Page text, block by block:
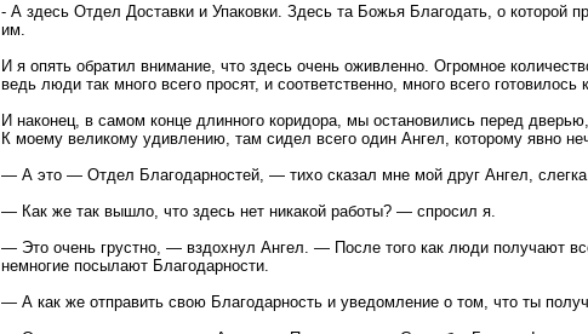
- А здесь Отдел Доставки и Упаковки. Здесь та Божья Благодать, о которой
им.
И я опять обратил внимание, что здесь очень оживленно. Огромное
ведь люди так много всего просят, и соответственно, много всего готовилось
И наконец, в самом конце длинного коридора, мы остановились перед
К моему великому удивлению, там сидел всего один Ангел, которому явно
— А это — Отдел Благодарностей, — тихо сказал мне мой друг Ангел, слегка
— Как же так вышло, что здесь нет никакой работы? — спросил я.
— Это очень грустно, — вздохнул Ангел. — После того как люди получают
немногие посылают Благодарности.
— А как же отправить свою Благодарность и уведомление о том, что ты